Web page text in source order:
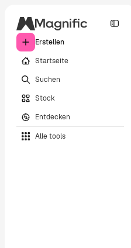
Erstellen
Startseite
Suchen
Stock
Entdecken
Alle tools